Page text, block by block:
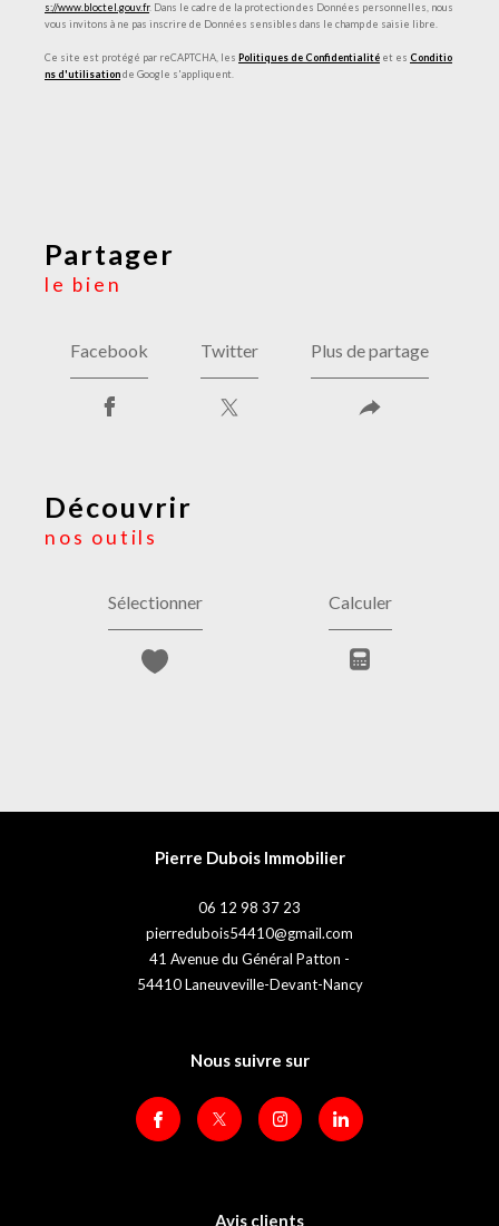
s://www.bloctel.gouv.fr. Dans le cadre de la protection des Données personnelles, nous
vous invitons à ne pas inscrire de Données sensibles dans le champ de saisie libre.
Ce site est protégé par reCAPTCHA, les Politiques de Confidentialité et es Conditio
ns d'utilisationde Google s'appliquent.
partager
le bien
Facebook Twitter Plus de partage
découvrir
nos outils
Sélectionner Calculer
Pierre Dubois Immobilier
06 12 98 37 23
pierredubois54410@gmail.com
41 Avenue du Général Patton -
54410 Laneuveville-Devant-Nancy
Nous suivre sur
Avis clients